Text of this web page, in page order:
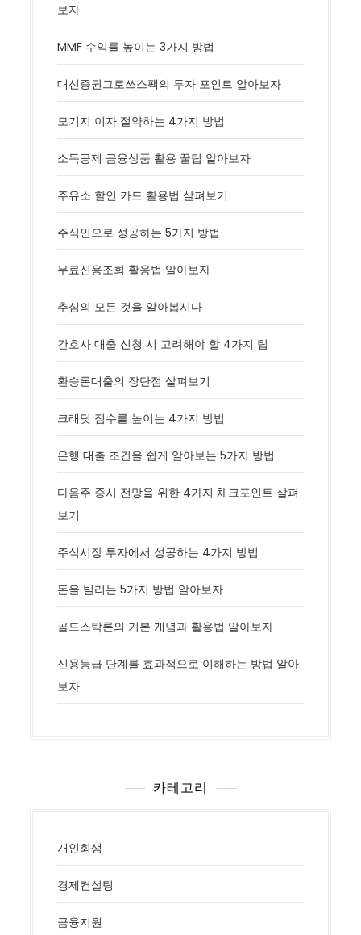
보자
MMF 수익률 높이는 3가지 방법
대신증권그로쓰스팩의 투자 포인트 알아보자
모기지 이자 절약하는 4가지 방법
소득공제 금융상품 활용 꿀팁 알아보자
주유소 할인 카드 활용법 살펴보기
주식인으로 성공하는 5가지 방법
무료신용조회 활용법 알아보자
추심의 모든 것을 알아봅시다
간호사 대출 신청 시 고려해야 할 4가지 팁
환승론대출의 장단점 살펴보기
크래딧 점수를 높이는 4가지 방법
은행 대출 조건을 쉽게 알아보는 5가지 방법
다음주 증시 전망을 위한 4가지 체크포인트 살펴
보기
주식시장 투자에서 성공하는 4가지 방법
돈을 빌리는 5가지 방법 알아보자
골드스탁론의 기본 개념과 활용법 알아보자
신용등급 단계를 효과적으로 이해하는 방법 알아
보자
카테고리
개인회생
경제컨설팅
금융지원